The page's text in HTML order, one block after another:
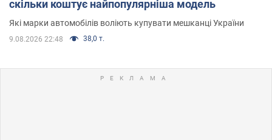
скільки коштує найпопулярніша модель
Які марки автомобілів воліють купувати мешканці України
9.08.2026 22:48 38,0 т.